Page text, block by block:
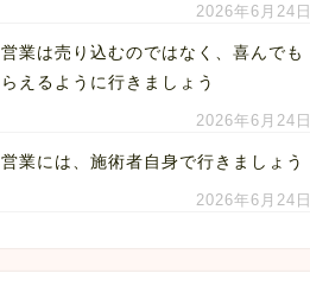
2026年6月24日
営業は売り込むのではなく、喜んでも
らえるように行きましょう
2026年6月24日
営業には、施術者自身で行きましょう
2026年6月24日